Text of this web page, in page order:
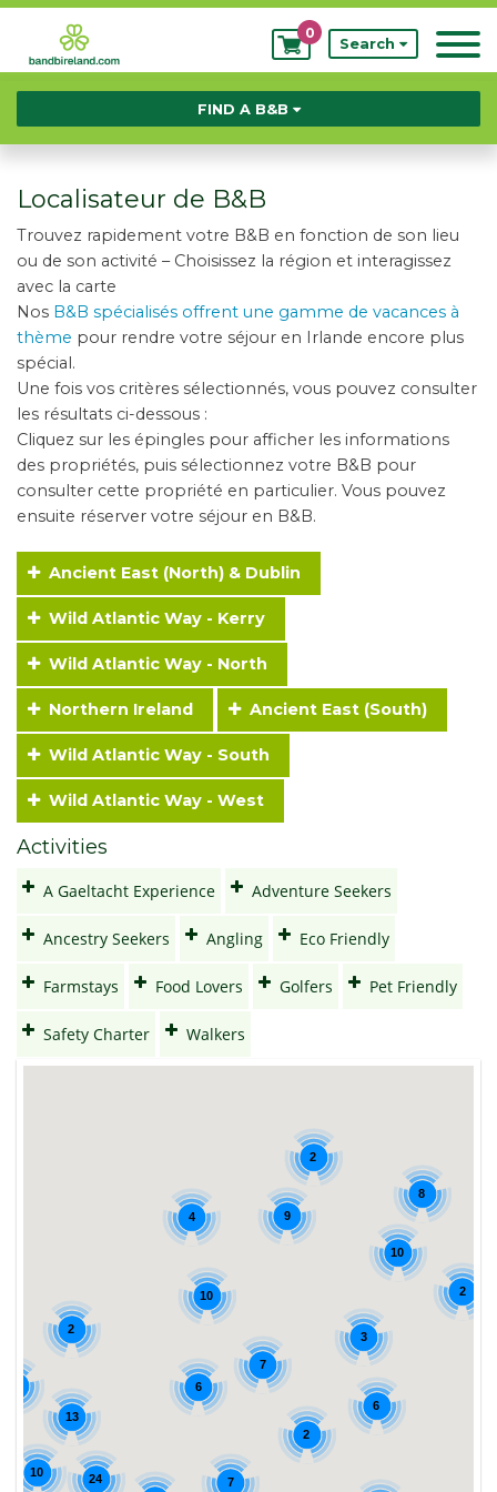
My
Bookings
0
Search
FIND A B&B
Localisateur de B&B
Trouvez rapidement votre B&B en fonction de son lieu
ou de son activité – Choisissez la région et interagissez
avec la carte
Nos B&B spécialisés offrent une gamme de vacances à
thème pour rendre votre séjour en Irlande encore plus
spécial.
Une fois vos critères sélectionnés, vous pouvez consulter
les résultats ci-dessous :
Cliquez sur les épingles pour afficher les informations
des propriétés, puis sélectionnez votre B&B pour
consulter cette propriété en particulier. Vous pouvez
ensuite réserver votre séjour en B&B.
Ancient East (North) & Dublin
Wild Atlantic Way - Kerry
Wild Atlantic Way - North
Northern Ireland Ancient East (South)
Wild Atlantic Way - South
Wild Atlantic Way - West
Activities
A Gaeltacht Experience Adventure Seekers
Ancestry Seekers Angling Eco Friendly
Farmstays Food Lovers Golfers Pet Friendly
Safety Charter Walkers
10
24
9
7
13
6
6
10
2
4
7
3
10
8
2
2
2